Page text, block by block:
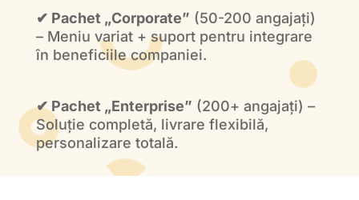
✔ Pachet „Corporate” (50-200 angajați)
– Meniu variat + suport pentru integrare
în beneficiile companiei.
✔ Pachet „Enterprise” (200+ angajați) –
Soluție completă, livrare flexibilă,
personalizare totală.